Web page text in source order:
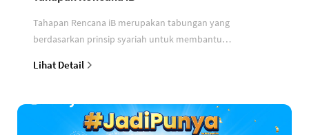
Tahapan Rencana iB merupakan tabungan yang
berdasarkan prinsip syariah untuk membantu
Lihat Detail